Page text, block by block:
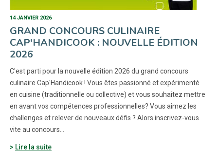
14 JANVIER 2026
GRAND CONCOURS CULINAIRE
CAP'HANDICOOK : NOUVELLE ÉDITION
2026
C'est parti pour la nouvelle édition 2026 du grand concours
culinaire Cap'Handicook ! Vous êtes passionné et expérimenté
en cuisine (traditionnelle ou collective) et vous souhaitez mettre
en avant vos compétences professionnelles? Vous aimez les
challenges et relever de nouveaux défis ? Alors inscrivez-vous
vite au concours…
Lire la suite